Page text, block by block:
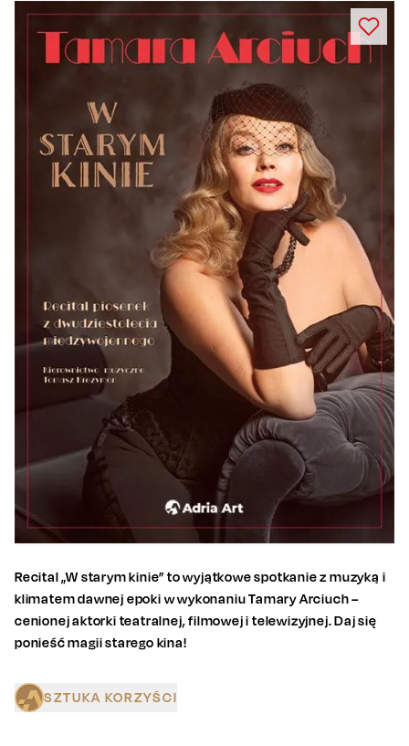
Recital „W starym kinie” to wyjątkowe spotkanie z muzyką i
klimatem dawnej epoki w wykonaniu Tamary Arciuch –
cenionej aktorki teatralnej, filmowej i telewizyjnej. Daj się
ponieść magii starego kina!
SZTUKA KORZYŚCI